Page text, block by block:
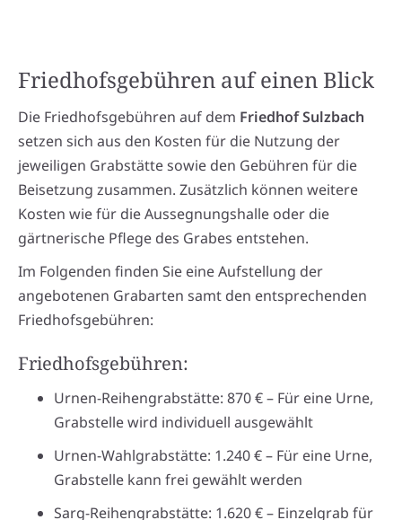
Friedhofsgebühren auf einen Blick
Die Friedhofsgebühren auf dem Friedhof Sulzbach
setzen sich aus den Kosten für die Nutzung der
jeweiligen Grabstätte sowie den Gebühren für die
Beisetzung zusammen. Zusätzlich können weitere
Kosten wie für die Aussegnungshalle oder die
gärtnerische Pflege des Grabes entstehen.
Im Folgenden finden Sie eine Aufstellung der
angebotenen Grabarten samt den entsprechenden
Friedhofsgebühren:
Friedhofsgebühren:
Urnen-Reihengrabstätte: 870 € – Für eine Urne,
Grabstelle wird individuell ausgewählt
Urnen-Wahlgrabstätte: 1.240 € – Für eine Urne,
Grabstelle kann frei gewählt werden
Sarg-Reihengrabstätte: 1.620 € – Einzelgrab für